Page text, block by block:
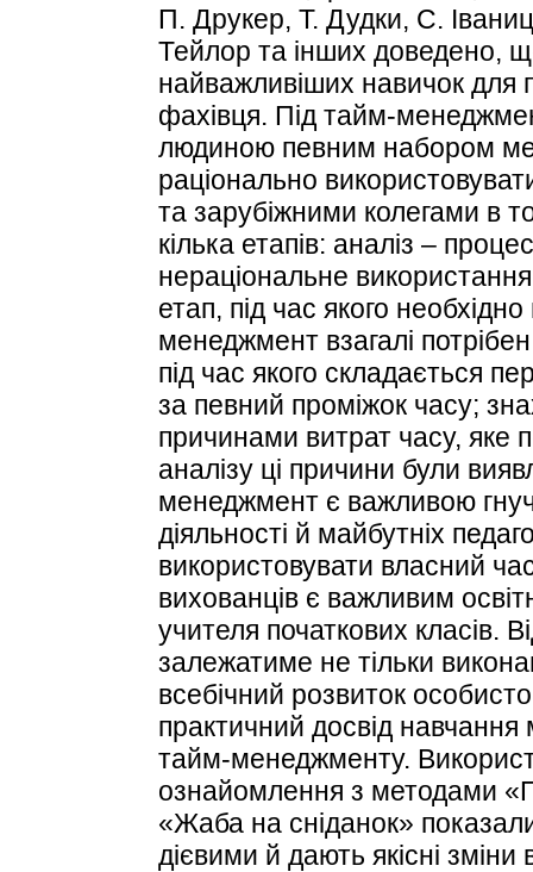
П. Друкер, Т. Дудки, С.
Тейлор та інших доведено,
найважливіших навичок для
фахівця. Під тайм-
людиною певним набором
раціонально
та зарубіжними колегами в
кілька етапів: аналіз –
нераціональне
етап, під час якого
менеджмент взагалі
під час якого складається
за певний проміжок часу;
причинами витрат часу, яке
аналізу ці причини були
менеджмент є важливою
діяльності й майбутніх
використовувати власний
вихованців є важливим
учителя початкових класів.
залежатиме не тільки
всебічний розвиток
практичний досвід навчання
тайм-менеджменту.
ознайомлення з методами
«Жаба на сніданок»
дієвими й дають якісні